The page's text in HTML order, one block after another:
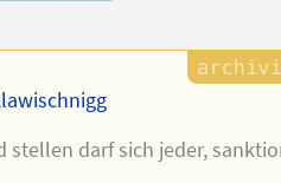
stellen darf sich jeder,